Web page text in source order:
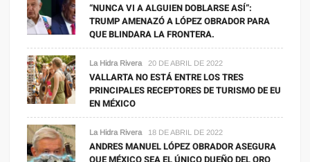
“NUNCA VI A ALGUIEN DOBLARSE ASÍ”:
TRUMP AMENAZÓ A LÓPEZ OBRADOR PARA
QUE BLINDARA LA FRONTERA.
La Hidra Rivera 20 DE ABRIL DE 2022
VALLARTA NO ESTÁ ENTRE LOS TRES
PRINCIPALES RECEPTORES DE TURISMO DE EU
EN MÉXICO
La Hidra Rivera 18 DE ABRIL DE 2022
ANDRES MANUEL LÓPEZ OBRADOR ASEGURA